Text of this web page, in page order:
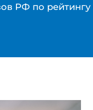
РФ по рейтингу